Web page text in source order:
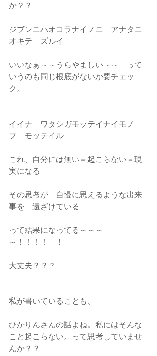
か？？
ジブンニハオコラナイノニ　アナタニ
オキテ　ズルイ
いいなぁ～～うらやましい～～　って
いうのも同じ根底がないか要チェッ
ク。
イイナ　ワタシガモッテイナイモノ
ヲ　モッテイル
これ、自分には無い＝起こらない＝現
実になる
その思考が　自慢に思えるような出来
事を　遠ざけている
って結果になってる～～～
～！！！！！！
大丈夫？？？
私が書いていることも、
ひかりんさんの話よね。私にはそんな
こと起こらない。って思考していませ
んか？？